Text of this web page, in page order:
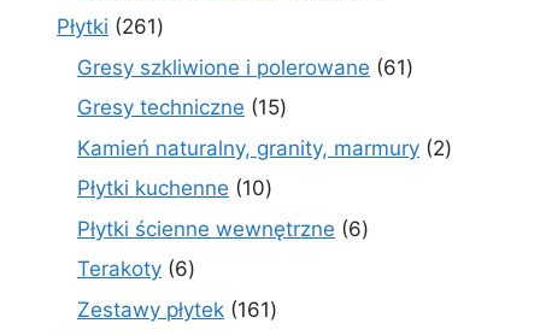
Płytki 261261
produktów
Gresy szkliwione i polerowane 6161
Gresy techniczne 1515
produktów
Kamień naturalny, granity, marmury 22
Płytki kuchenne 1010
produktów
Płytki ścienne wewnętrzne 66
Terakoty 66
produktów
Zestawy płytek 161161